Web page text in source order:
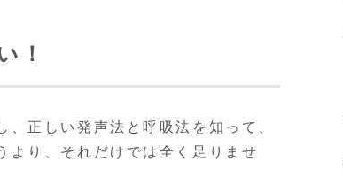
！
、正しい発声法と呼吸法を知って、
り、それだけでは全く足りませ